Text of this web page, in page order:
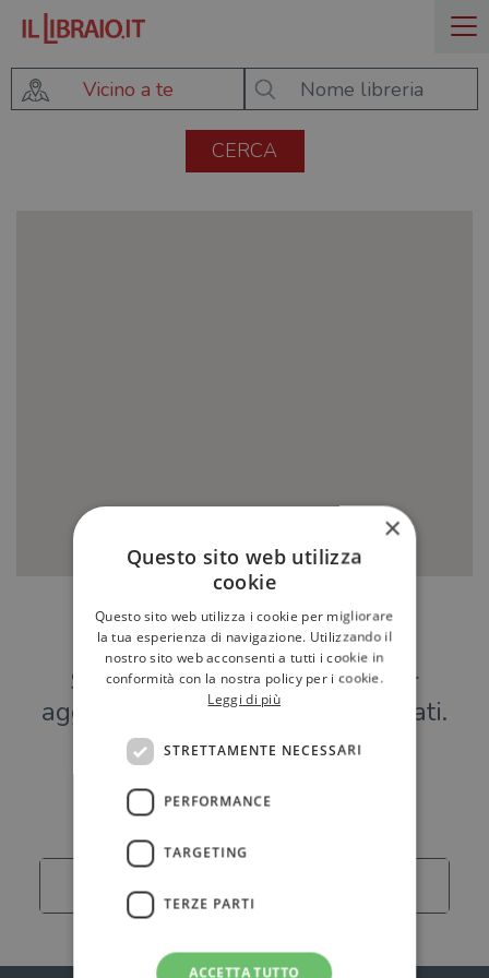
Vicino a te
Hai una libreria?
Scrivici a
per
aggiungere o modificare i tuoi dati.
Librerie
×
Questo sito web utilizza
cookie
Questo sito web utilizza i cookie per migliorare
la tua esperienza di navigazione. Utilizzando il
nostro sito web acconsenti a tutti i cookie in
conformità con la nostra policy per i cookie.
Leggi di più
STRETTAMENTE NECESSARI
PERFORMANCE
TARGETING
TERZE PARTI
ACCETTA TUTTO